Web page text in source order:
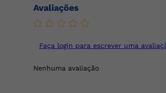
Avaliações
Faça login para escrever uma
Nenhuma avaliação